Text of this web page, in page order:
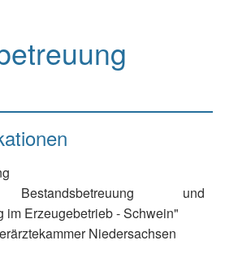
Bestandsbetreuung und
im Erzeugebetrieb - Schwein"
Niedersachsen